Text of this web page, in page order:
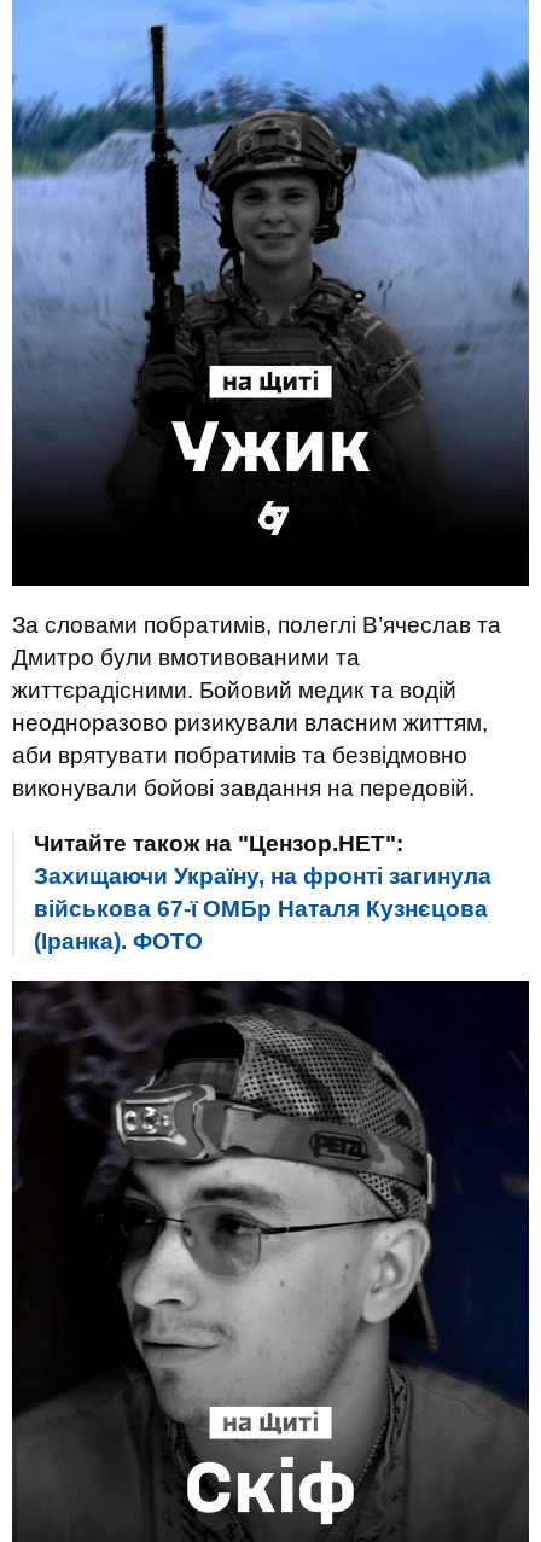
За словами побратимів, полеглі В’ячеслав та
Дмитро були вмотивованими та
життєрадісними. Бойовий медик та водій
неодноразово ризикували власним життям,
аби врятувати побратимів та безвідмовно
виконували бойові завдання на передовій.
Читайте також на "Цензор.НЕТ":
Захищаючи Україну, на фронті загинула
військова 67-ї ОМБр Наталя Кузнєцова
(Іранка). ФОТО